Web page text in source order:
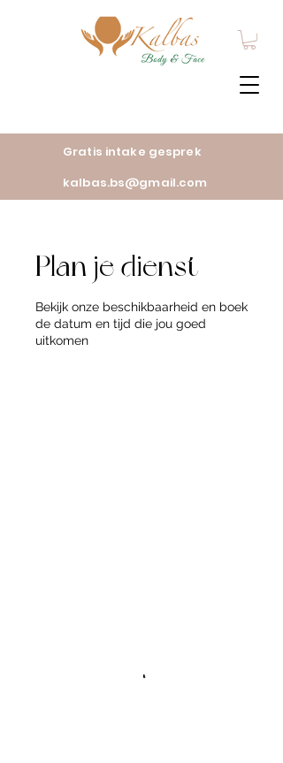
Gratis intake gesprek
kalbas.bs@gmail.com
Plan je dienst
Bekijk onze beschikbaarheid en boek
de datum en tijd die jou goed
uitkomen